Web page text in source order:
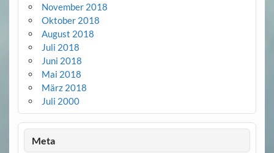
November 2018
Oktober 2018
August 2018
Juli 2018
Juni 2018
Mai 2018
März 2018
Juli 2000
Meta